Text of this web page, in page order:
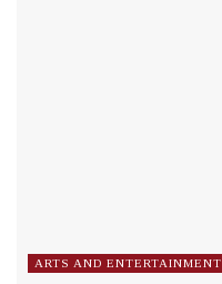
ARTS AND ENTERTAINMENT